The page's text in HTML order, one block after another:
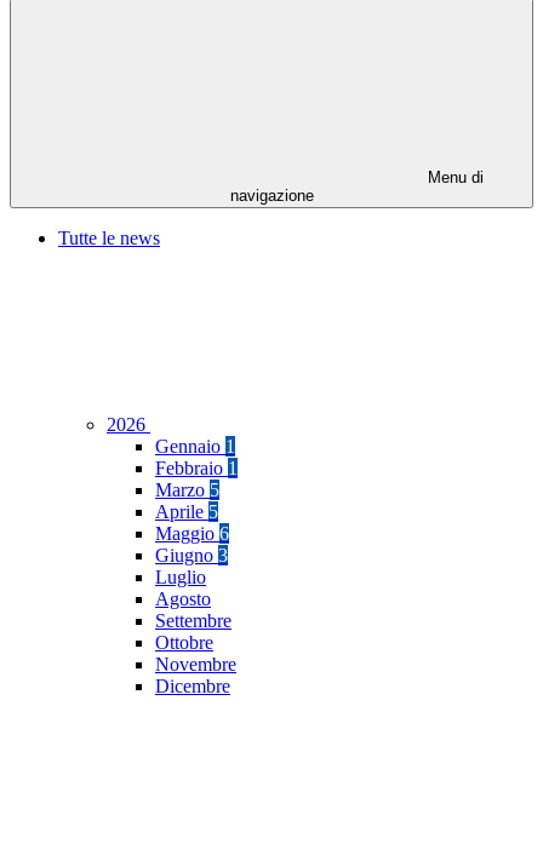
Menu di
navigazione
Tutte le news
2026
Gennaio 1
Febbraio 1
Marzo 5
Aprile 5
Maggio 6
Giugno 3
Luglio
Agosto
Settembre
Ottobre
Novembre
Dicembre